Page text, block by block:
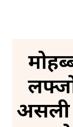
झटके में फलक से जमीन
अपने पास वक्त की
ऐसा मोड़ लिया अपनी
जिंदगी का आलम ऐसा
कोई फर्क नहीं पड़ता धी...